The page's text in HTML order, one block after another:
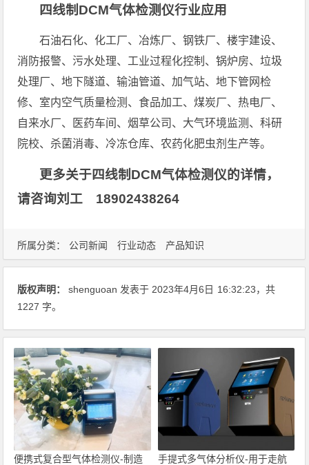
四线制DCM气体检测仪行业应用
石油石化、化工厂、冶炼厂、钢铁厂、楼宇建设、
消防报警、污水处理、工业过程化控制、锅炉房、垃圾
处理厂、地下隧道、输油管道、加气站、地下管网检
修、室内空气质量检测、食品加工、煤炭厂、热电厂、
自来水厂、医药车间、烟草公司、大气环境监测、科研
院校、杀菌消毒、冷冻仓库、农药化肥虫剂生产等。
更多关于四线制DCM气体检测仪的详情，
请咨询刘工 18902438264
所属分类： 公司新闻 行业动态 产品知识
版权声明： shenguoan 发表于 2023年4月6日 16:32:23，共
1227 字。
便携式复合型气体检测仪-制造
手提式多气体分析仪-用于走航